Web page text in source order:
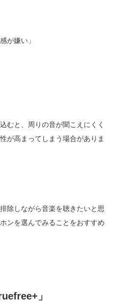
が嫌い」
むと、周りの音が聞こえにくく
が高まってしまう場合がありま
除しながら音楽を聴きたいと思
ンを選んでみることをおすすめ
」